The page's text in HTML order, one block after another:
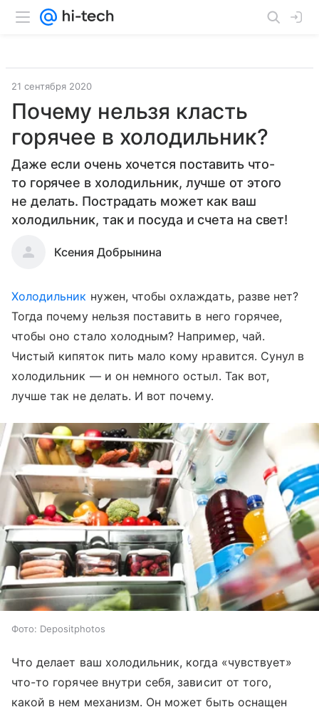
21 сентября 2020
Почему нельзя класть
горячее в холодильник?
Даже если очень хочется поставить что-
то горячее в холодильник, лучше от этого
не делать. Пострадать может как ваш
холодильник, так и посуда и счета на свет!
Ксения Добрынина
Холодильник нужен, чтобы охлаждать, разве нет?
Тогда почему нельзя поставить в него горячее,
чтобы оно стало холодным? Например, чай.
Чистый кипяток пить мало кому нравится. Сунул в
холодильник — и он немного остыл. Так вот,
лучше так не делать. И вот почему.
Фото: Depositphotos
Что делает ваш холодильник, когда «чувствует»
что-то горячее внутри себя, зависит от того,
какой в нем механизм. Он может быть оснащен